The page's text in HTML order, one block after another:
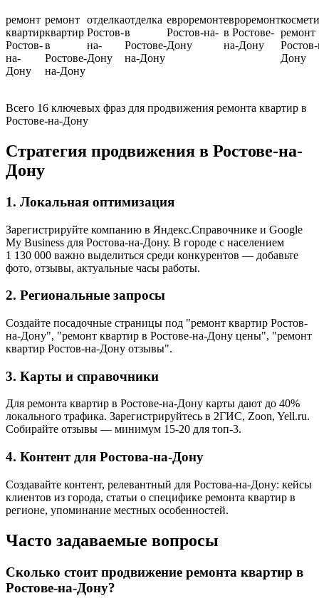
ремонт
квартир
Ростов-
на-
Дону
ремонт
квартир
в
Ростове-
на-Дону
отделка
Ростов-
на-
Дону
отделка
в
Ростове-
на-Дону
евроремонт
Ростов-на-
Дону
евроремонт
в Ростове-
на-Дону
ремонт
Дону
Всего 16 ключевых фраз для продвижения ремонта квартир в
Ростове-на-Дону
Стратегия продвижения в Ростове-на-
Дону
1. Локальная оптимизация
Зарегистрируйте компанию в Яндекс.Справочнике и Google
My Business для Ростова-на-Дону. В городе с населением
1 130 000 важно выделиться среди конкурентов — добавьте
фото, отзывы, актуальные часы работы.
2. Региональные запросы
Создайте посадочные страницы под "ремонт квартир Ростов-
на-Дону", "ремонт квартир в Ростове-на-Дону цены", "ремонт
квартир Ростов-на-Дону отзывы".
3. Карты и справочники
Для ремонта квартир в Ростове-на-Дону карты дают до 40%
локального трафика. Зарегистрируйтесь в 2ГИС, Zoon, Yell.ru.
Собирайте отзывы — минимум 15-20 для топ-3.
4. Контент для Ростова-на-Дону
Создавайте контент, релевантный для Ростова-на-Дону: кейсы
клиентов из города, статьи о специфике ремонта квартир в
регионе, упоминание местных особенностей.
Часто задаваемые вопросы
Сколько стоит продвижение ремонта квартир в
Ростове-на-Дону?